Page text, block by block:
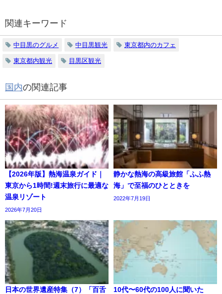
関連キーワード
中目黒のグルメ 中目黒観光 東京都内のカフェ
東京都内観光 目黒区観光
国内の関連記事
【2026年版】熱海温泉ガイド｜
東京から1時間!週末旅行に最適な
温泉リゾート
2026年7月20日
静かな熱海の高級旅館「ふふ熱
海」で至福のひとときを
2022年7月19日
日本の世界遺産特集（7）「百舌
10代〜60代の100人に聞いた